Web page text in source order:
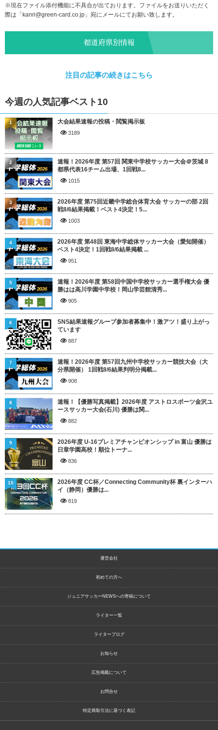
※現在ファイル添付機能に不具合が出ております。ファイルをお送りいただく
際は「 kanri@green-card.co.jp 」宛にメールにてお願い致します。
都道府県別情報
注目の記事の続きはこちら
今週の人気記事ベスト10
大会結果速報の投稿・閲覧掲示板
3189
1
速報！2026年度 第57回 関東中学校サッカー大会＠茨城 8
都県代表16チーム出場、1回戦8...
1015
2
2026年度 第75回近畿中学総合体育大会 サッカーの部 2回
戦8/6結果掲載！ベスト4決定！5...
1003
3
2026年度 第48回 東海中学総体サッカー大会（愛知開催）
ベスト4決定！1回戦8/6結果掲載 ...
951
4
速報！2026年度 第58回中国中学校サッカー選手権大会 優
勝はは高川学園中学校！岡山学芸館清秀...
905
5
SNS結果速報グループ参加者募集中！激アツ！盛り上がっ
ています
887
6
速報！2026年度 第57回九州中学校サッカー競技大会（大
分県開催） 1回戦8/6結果判明分掲載...
908
7
速報！【優勝写真掲載】2026年度 アストロスポーツ金沢ユ
ースサッカー大会(石川) 優勝は関...
882
8
2026年度 U-16プレミアチャンピオンシップ in 富山 優勝は
日章学園高校！順位トーナ...
836
9
2026年度 CC杯／Connecting Community杯 裏インターハ
イ（静岡）優勝は...
819
10
運営会社
初めての方へ
ジュニアサッカーNEWSへの寄稿について
ライター一覧
ライターブログ
お知らせ
広告掲載について
お問合せ
特定商取引法に基づく表記